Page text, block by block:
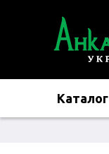
Каталог